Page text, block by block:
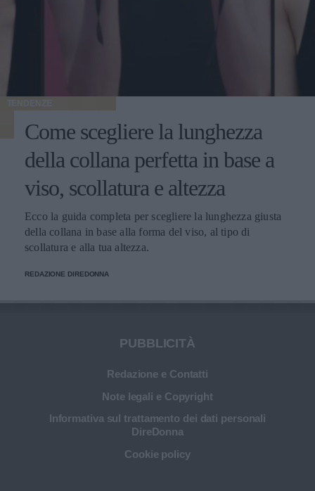
TENDENZE
Come scegliere la lunghezza
della collana perfetta in base a
viso, scollatura e altezza
Ecco la guida completa per scegliere la lunghezza giusta
della collana in base alla forma del viso, al tipo di
scollatura e alla tua altezza.
REDAZIONE DIREDONNA
PUBBLICITÀ
Redazione e Contatti
Note legali e Copyright
Informativa sul trattamento dei dati personali
DireDonna
Cookie policy